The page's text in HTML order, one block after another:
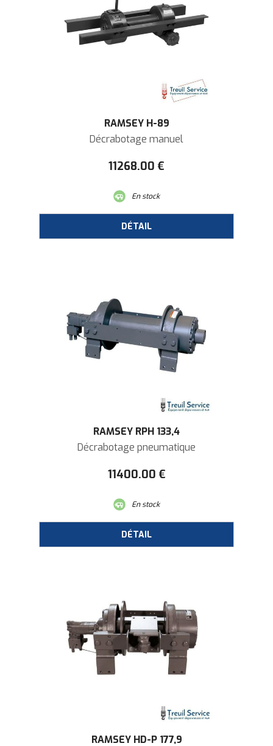
RAMSEY H-89
Décrabotage manuel
11268.00 €
En stock
RAMSEY RPH 133,4
Décrabotage pneumatique
11400.00 €
En stock
RAMSEY HD-P 177,9